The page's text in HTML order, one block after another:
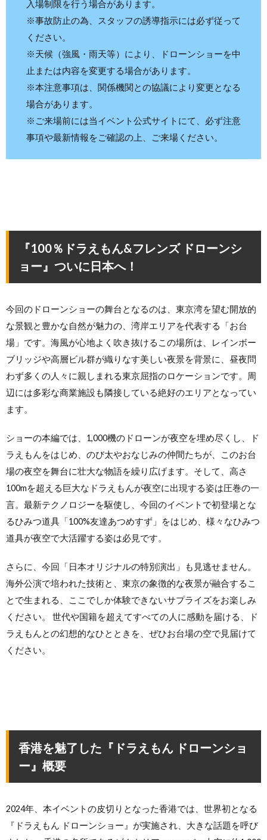
入場制限を行う場合があります。
※事故防止の為、スタッフの誘導指示には必ず従って
ください。
※天候（強風・雨天等）により、ドローンショーを中
止または内容を変更する場合があります。
※本注意事項は、関係機関との協議により変更となる
場合があります。
※ご来場前には当イベント公式サイトにて、必ず注意
事項や最新情報をご確認の上、ご来場ください。
『100％ドラえもん&フレンズ ドローンシ
ョー』ついに日本へ！
今回のドローンショーの舞台となるのは、東京湾を望む開放的
な景観と豊かな自然が魅力の、湾岸エリアを代表する「お台
場」です。海風が心地よく吹き抜けるこの場所は、レインボー
ブリッジや高層ビル群が織りなす美しい夜景を背景に、昼夜問
わず多くの人々に親しまれる東京屈指のロケーションです。周
辺には多彩な商業施設も隣接している絶好のエリアとなってい
ます。
ショーの本編では、1,000機のドローンが夜空を埋め尽くし、ド
ラえもんをはじめ、のび太やおなじみの仲間たちが、このお台
場の夜空を舞台に壮大な物語を繰り広げます。そして、高さ
100mを超える巨大なドラえもんが夜空に出現する姿は圧巻の一
言。最新テクノロジーを駆使し、今回のイベントで初登場とな
るひみつ道具「100%友達あつめすず」をはじめ、様々なひみつ
道具が夜空で大活躍する姿は必見です。
さらに、今回「日本オリジナルの特別演出」も見逃せません。
海外公演で培われた技術と、東京の象徴的な夜景が融合するこ
とで生まれる、ここでしか体験できないサプライズをお楽しみ
ください。 世代や国籍を超えてすべての人に感動を届ける、ド
ラえもんとの幻想的なひとときを、ぜひお台場の空で見届けて
ください。
香港を魅了した『ドラえもん ドローンショ
ー』概要
2024年、本イベントの皮切りとなった香港では、世界初となる
『ドラえもん ドローンショー』が実施され、大きな話題を呼び